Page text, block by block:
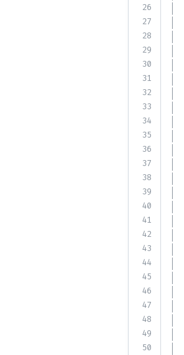
26
27
28
29
30
31
32
33
34
35
36
37
38
39
40
41
42
43
44
45
46
47
48
49
50
│
│
│
│
│
│
│
│
│
│
│
│
│
│
│
│
│
│
│
│
│